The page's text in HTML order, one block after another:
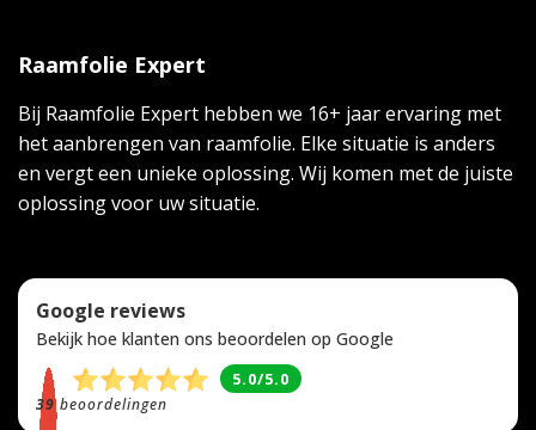
Raamfolie Expert
Bij Raamfolie Expert hebben we 16+ jaar ervaring met
het aanbrengen van raamfolie. Elke situatie is anders
en vergt een unieke oplossing. Wij komen met de juiste
oplossing voor uw situatie.
Google reviews
Bekijk hoe klanten ons beoordelen op Google
5.0/5.0
39beoordelingen